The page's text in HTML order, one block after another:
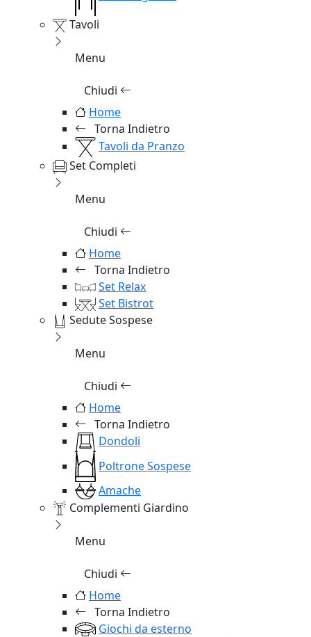
Tavoli
Menu
Chiudi
Home
Torna Indietro
Tavoli da Pranzo
Set Completi
Menu
Chiudi
Home
Torna Indietro
Set Relax
Set Bistrot
Sedute Sospese
Menu
Chiudi
Home
Torna Indietro
Dondoli
Poltrone Sospese
Amache
Complementi Giardino
Menu
Chiudi
Home
Torna Indietro
Giochi da esterno